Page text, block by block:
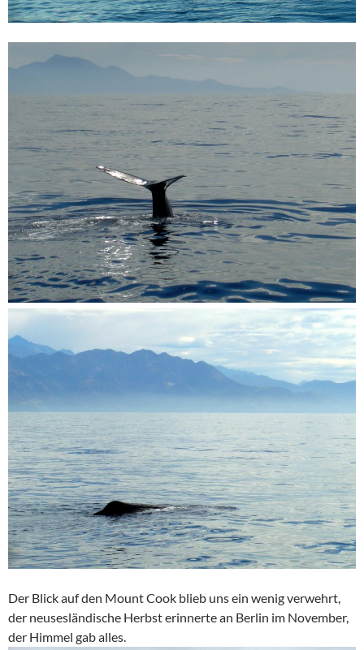
Der Blick auf den Mount Cook blieb uns ein wenig verwehrt,
der neusesländische Herbst erinnerte an Berlin im November,
der Himmel gab alles.